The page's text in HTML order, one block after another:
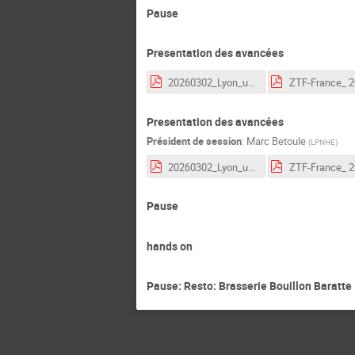
Pause
Presentation des avancées
20260302_Lyon_ubercal_update_.pdf
Presentation des avancées
Président de session: Marc Betoule (LPNHE)
20260302_Lyon_ubercal_update_.pdf
Pause
hands on
Pause: Resto: Brasserie Bouillon Baratte